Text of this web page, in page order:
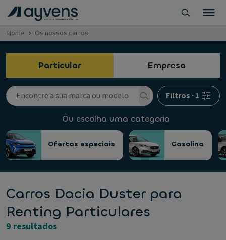
Home Os nossos carros
Particular Empresa
Filtros ·1
Ou escolha uma categoria
Ofertas especiais Gasolina
Carros Dacia Duster para
Renting Particulares
9 resultados